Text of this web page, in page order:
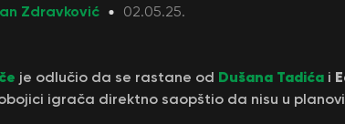
Zdravković 02.05.25.
je odlučio da se rastane od Dušana Tadića i
igrača direktno saopštio da nisu u